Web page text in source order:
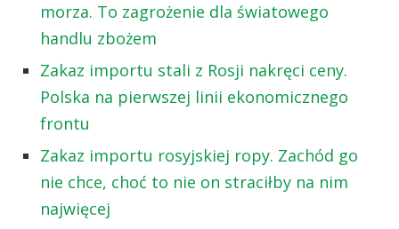
morza. To zagrożenie dla światowego
handlu zbożem
Zakaz importu stali z Rosji nakręci ceny.
Polska na pierwszej linii ekonomicznego
frontu
Zakaz importu rosyjskiej ropy. Zachód go
nie chce, choć to nie on straciłby na nim
najwięcej